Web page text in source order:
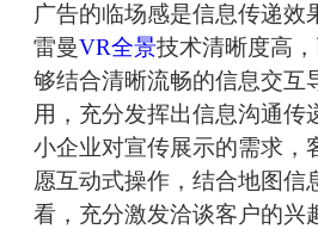
广告的临场感是信息传递效
雷曼VR全景技术清晰度高
够结合清晰流畅的信息交互
用，充分发挥出信息沟通传
小企业对宣传展示的需求，
愿互动式操作，结合地图信
看，充分激发洽谈客户的兴